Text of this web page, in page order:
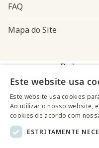
FAQ
Mapa do Site
Baixe o
Este website usa
Este website usa cookies
Ao utilizar o nosso website,
cookies de acordo com
ESTRITAMENTE